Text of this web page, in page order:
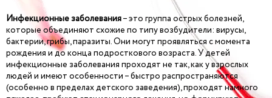
Инфекционные заболевания– это группа острых болезней,
которые объединяют схожие по типу возбудители: вирусы,
бактерии, грибы, паразиты. Они могут проявляться с момента
рождения и до конца подросткового возраста. У детей
инфекционные заболевания проходят не так, как у взрослых
людей и имеют особенности – быстро распространяются
(особенно в пределах детского заведения), проходят намного